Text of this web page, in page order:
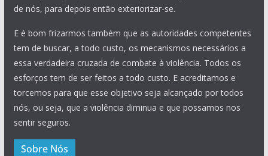
de nós, para depois então exteriorizar-se.
E é bom frizarmos também que as autoridades competentes
tem de buscar, a todo custo, os mecanismos necessários a
essa verdadeira cruzada de combate à violência. Todos os
esforços tem de ser feitos a todo custo. E acreditamos e
torcemos para que esse objetivo seja alcançado por todos
nós, ou seja, que a violência diminua e que possamos nos
sentir seguros.
Sobre Nós